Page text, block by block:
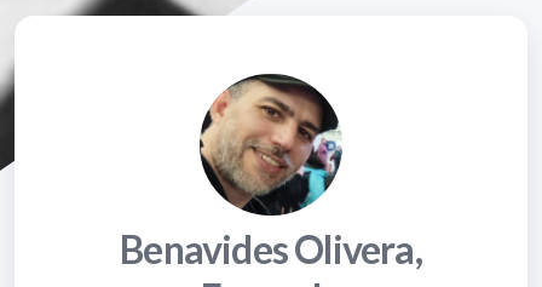
Benavides Olivera,